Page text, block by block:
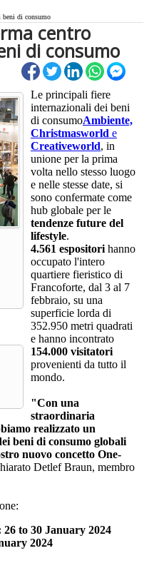
beni di consumo
centro
di consumo
Le principali fiere
internazionali dei beni
di consumoAmbiente,
Christmasworld e
Creativeworld, in
unione per la prima
volta nello stesso luogo
e nelle stesse date, si
sono confermate come
hub globale per le
tendenze future del
lifestyle.
4.561 espositori hanno
occupato l'intero
quartiere fieristico di
Francoforte, dal 3 al 7
febbraio, su una
superficie lorda di
352.950 metri quadrati
e hanno incontrato
154.000 visitatori
provenienti da tutto il
mondo.
"Con una
straordinaria
realizzato un
beni di consumo globali
nuovo concetto One-
Detlef Braun, membro
to 30 January 2024
2024